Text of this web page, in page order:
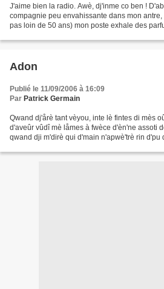
J'aime bien la radio. Awè, dj'inme co ben !
compagnie peu envahissante dans mon
pas loin de 50 ans) mon poste exhale des
Adon
Publié le 11/09/2006 à 16:09
Par Patrick Germain
Qwand dj'årè tant vèyou, inte lè fintes di mès
d'aveûr vûdî mè låmes à fwèce d'èn'ne assoti
qwand dji m'dirè qui d'main n'apwè'trè rin d'pu